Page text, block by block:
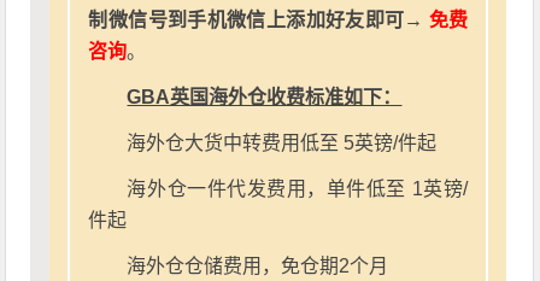
制微信号到手机微信上添加好友即可→ 免费
咨询。
GBA英国海外仓收费标准如下：
海外仓大货中转费用低至 5英镑/件起
海外仓一件代发费用，单件低至 1英镑/
件起
海外仓仓储费用，免仓期2个月